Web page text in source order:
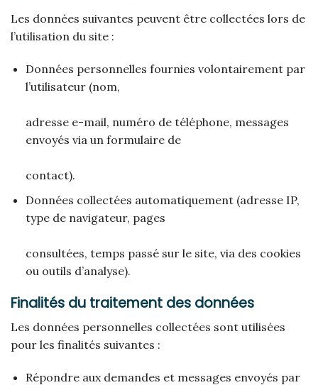
Les données suivantes peuvent être collectées lors de
l’utilisation du site :
Données personnelles fournies volontairement par
l’utilisateur (nom,
adresse e-mail, numéro de téléphone, messages
envoyés via un formulaire de
contact).
Données collectées automatiquement (adresse IP,
type de navigateur, pages
consultées, temps passé sur le site, via des cookies
ou outils d’analyse).
Finalités du traitement des données
Les données personnelles collectées sont utilisées
pour les finalités suivantes :
Répondre aux demandes et messages envoyés par